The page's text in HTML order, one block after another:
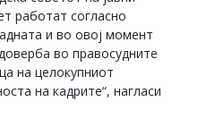
работат согласно
и во овој момент
во правосудните
на целокупниот
на кадрите“, нагласи